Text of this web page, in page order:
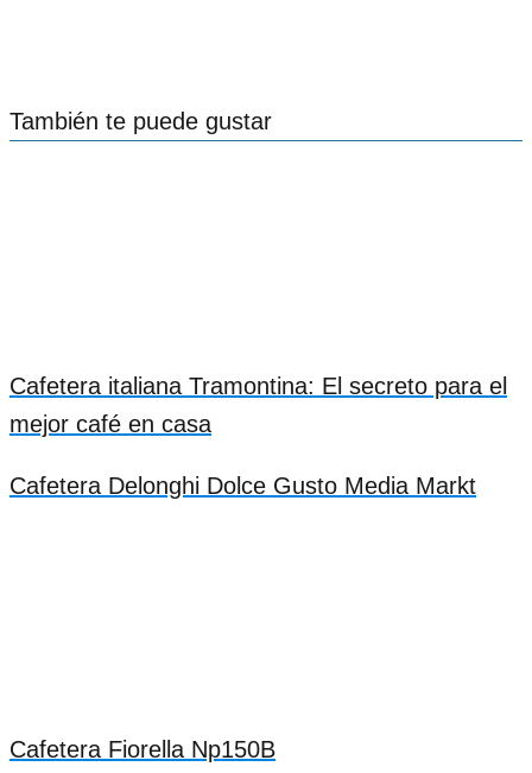
También te puede gustar
Cafetera italiana Tramontina: El secreto para el
mejor café en casa
Cafetera Delonghi Dolce Gusto Media Markt
Cafetera Fiorella Np150B